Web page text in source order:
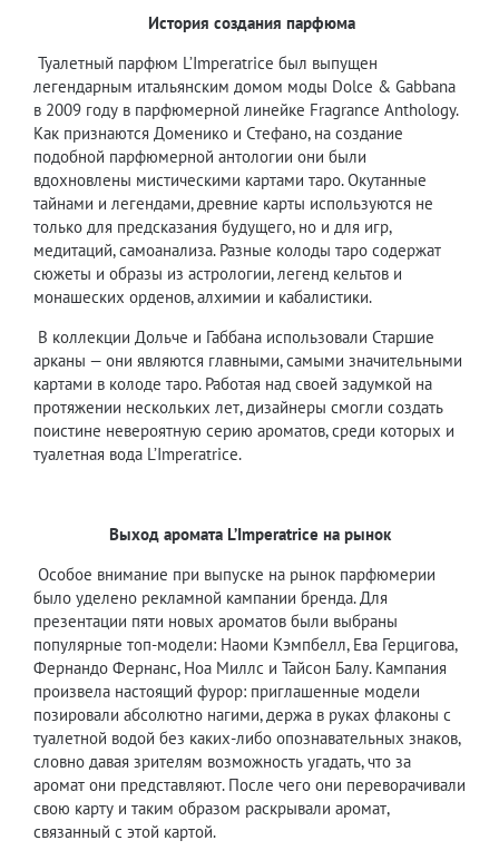
История создания парфюма
Туалетный парфюм L’Imperatrice был выпущен
легендарным итальянским домом моды Dolce & Gabbana
в 2009 году в парфюмерной линейке Fragrance Anthology.
Как признаются Доменико и Стефано, на создание
подобной парфюмерной антологии они были
вдохновлены мистическими картами таро. Окутанные
тайнами и легендами, древние карты используются не
только для предсказания будущего, но и для игр,
медитаций, самоанализа. Разные колоды таро содержат
сюжеты и образы из астрологии, легенд кельтов и
монашеских орденов, алхимии и кабалистики.
В коллекции Дольче и Габбана использовали Старшие
арканы — они являются главными, самыми значительными
картами в колоде таро. Работая над своей задумкой на
протяжении нескольких лет, дизайнеры смогли создать
поистине невероятную серию ароматов, среди которых и
туалетная вода L’Imperatrice.
Выход аромата L’Imperatrice на рынок
Особое внимание при выпуске на рынок парфюмерии
было уделено рекламной кампании бренда. Для
презентации пяти новых ароматов были выбраны
популярные топ-модели: Наоми Кэмпбелл, Ева Герцигова,
Фернандо Фернанс, Ноа Миллс и Тайсон Балу. Кампания
произвела настоящий фурор: приглашенные модели
позировали абсолютно нагими, держа в руках флаконы с
туалетной водой без каких-либо опознавательных знаков,
словно давая зрителям возможность угадать, что за
аромат они представляют. После чего они переворачивали
свою карту и таким образом раскрывали аромат,
связанный с этой картой.